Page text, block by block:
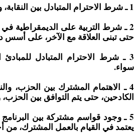
1 ـ شرط الاحترام المتبادل بين النقابة، والحزب، على جميع المستويات.
2 ـ شرط التربية على الديمقراطية
حتى تبنى العلاقة مع الآخر، على أسس
3 ـ شرط الاحترام المتبادل للمبادئ
سواء.
4 ـ الاهتمام المشترك بين الحزب،
الكادحين، حتى يتم التوافق بين الحزب،
5 ـ وجود قواسم مشتركة بين
يعتمد في القيام بالعمل المشترك،